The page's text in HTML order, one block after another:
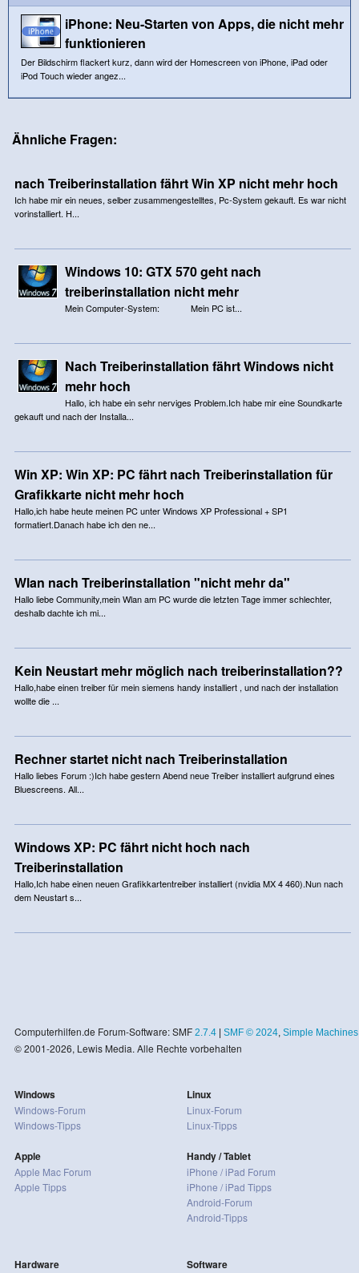
iPhone: Neu-Starten von Apps, die nicht mehr
funktionieren
Der Bildschirm flackert kurz, dann wird der Homescreen von iPhone, iPad oder
iPod Touch wieder angez...
Ähnliche Fragen:
nach Treiberinstallation fährt Win XP nicht mehr hoch
Ich habe mir ein neues, selber zusammengestelltes, Pc-System gekauft. Es war nicht
vorinstalliert. H...
Windows 10: GTX 570 geht nach
treiberinstallation nicht mehr
Mein Computer-System: Mein PC ist...
Nach Treiberinstallation fährt Windows nicht
mehr hoch
Hallo, ich habe ein sehr nerviges Problem.Ich habe mir eine Soundkarte
gekauft und nach der Installa...
Win XP: Win XP: PC fährt nach Treiberinstallation für
Grafikkarte nicht mehr hoch
Hallo,ich habe heute meinen PC unter Windows XP Professional + SP1
formatiert.Danach habe ich den ne...
Wlan nach Treiberinstallation "nicht mehr da"
Hallo liebe Community,mein Wlan am PC wurde die letzten Tage immer schlechter,
deshalb dachte ich mi...
Kein Neustart mehr möglich nach treiberinstallation??
Hallo,habe einen treiber für mein siemens handy installiert , und nach der installation
wollte die ...
Rechner startet nicht nach Treiberinstallation
Hallo liebes Forum :)Ich habe gestern Abend neue Treiber installiert aufgrund eines
Bluescreens. All...
Windows XP: PC fährt nicht hoch nach
Treiberinstallation
Hallo,Ich habe einen neuen Grafikkartentreiber installiert (nvidia MX 4 460).Nun nach
dem Neustart s...
Computerhilfen.de Forum-Software: SMF 2.7.4| SMF © 2024, Simple Machines
© 2001-2026, Lewis Media. Alle Rechte vorbehalten
Windows
Windows-Forum
Windows-Tipps
Apple
Apple Mac Forum
Apple Tipps
Linux
Linux-Forum
Linux-Tipps
Handy / Tablet
iPhone / iPad Forum
iPhone / iPad Tipps
Android-Forum
Android-Tipps
Hardware Software